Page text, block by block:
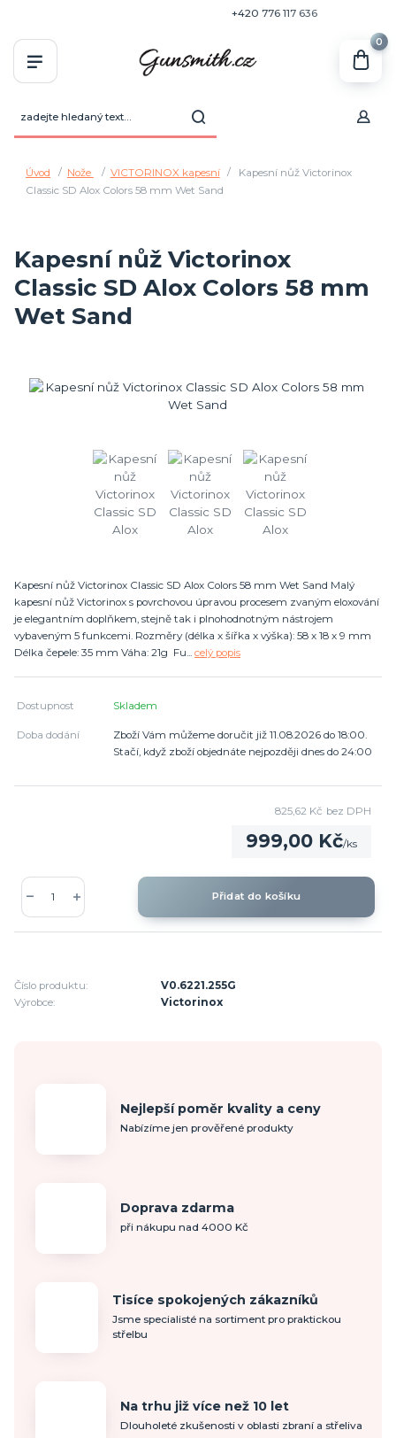
+420 776 117 636
0
Úvod Nože VICTORINOX kapesní
Kapesní nůž Victorinox
Classic SD Alox Colors 58 mm Wet Sand
Kapesní nůž Victorinox
Classic SD Alox Colors 58 mm
Wet Sand
Kapesní nůž Victorinox Classic SD Alox Colors 58 mm Wet Sand Malý
kapesní nůž Victorinox s povrchovou úpravou procesem zvaným eloxování
je elegantním doplňkem, stejně tak i plnohodnotným nástrojem
vybaveným 5 funkcemi. Rozměry (délka x šířka x výška): 58 x 18 x 9 mm
Délka čepele: 35 mm Váha: 21g Fu... celý popis
Dostupnost Skladem
Doba dodání
Zboží Vám můžeme doručit již 11.08.2026 do 18:00.
Stačí, když zboží objednáte nejpozději dnes do 24:00
999,00 Kč/ks
825,62 Kč bez DPH
Přidat do košíku
Číslo produktu:
V0.6221.255G
Výrobce:
Victorinox
Nejlepší poměr kvality a ceny
Nabízíme jen prověřené produkty
Doprava zdarma
při nákupu nad 4000 Kč
Tisíce spokojených zákazníků
Jsme specialisté na sortiment pro praktickou
střelbu
Na trhu již více než 10 let
Dlouholeté zkušenosti v oblasti zbraní a střeliva